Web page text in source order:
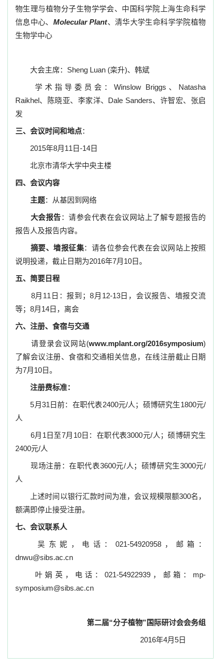
物生理与植物分子生物学学会、中国科学院上海生命科学
信息中心、 Molecular Plant、清华大学生命科学学院植物
生物学中心
大会主席： Sheng Luan (栾升)、韩斌
学术指导委员会： Winslow Briggs 、 Natasha
Raikhel、陈晓亚、李家洋、 Dale Sanders、许智宏、张启
发
三、会议时间和地点：
2015年8月 11 日-14日
北京市清华大学中央主楼
四、会议内容
主题：从基因到网络
大会报告：请参会代表在会议网站上了解专题报告的
报告人及报告内容。
摘要、墙报征集：请各位参会代表在会议网站上按照
说明投递，截止日期为2016年7月 10日。
五、简要日程
8月 11 日 ：报到； 8月 12-13日，会议报告、墙报交流
等； 8月 14日 ，离会
六、 注册、 食宿与交通
请登录会议网站(www.mplant.org/2016symposium)
了解会议注册、食宿和交通相关信息，在线注册截止日期
为7月 10日。
注册费标准：
5月31 日前：在职代表2400元/人；硕博研究生1800元/
人
6月 1 日 至7月 10日 ：在职代表3000元/人；硕博研究生
2400元/人
现场注册：在职代表3600元/人；硕博研究生3000元/
人
上述时间以银行汇款时间为准，会议规模限额300名，
额满即停止接受注册。
七、会议联系人
吴东妮，电话： 021-54920958，邮箱：
dnwu@sibs.ac.cn
叶娟英，电话：021-54922939 ，邮箱： mp-
symposium@sibs.ac.cn
第二届“分子植物” 国际研讨会会务组
2016年4月5日